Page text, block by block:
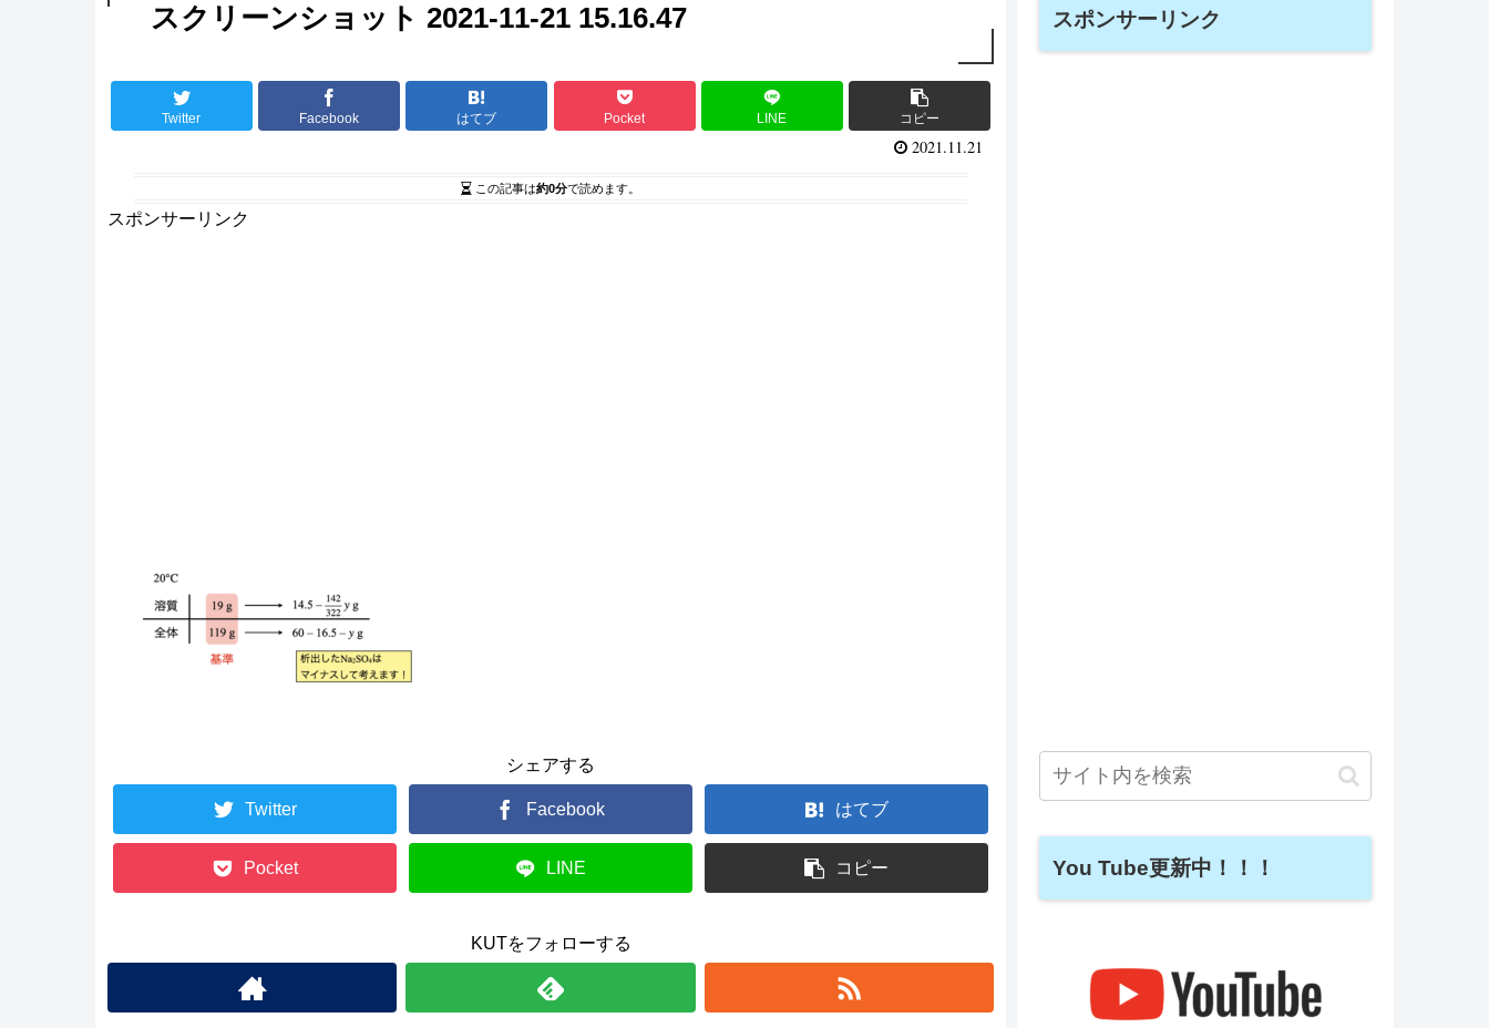
スクリーンショット 2021-11-21 15.16.47
Twitter Facebook はてブ Pocket LINE コピー
2021.11.21
この記事は約0分で読めます。
スポンサーリンク
シェアする
Twitter Facebook はてブ
Pocket LINE コピー
KUTをフォローする
スポンサーリンク
You Tube更新中！！！